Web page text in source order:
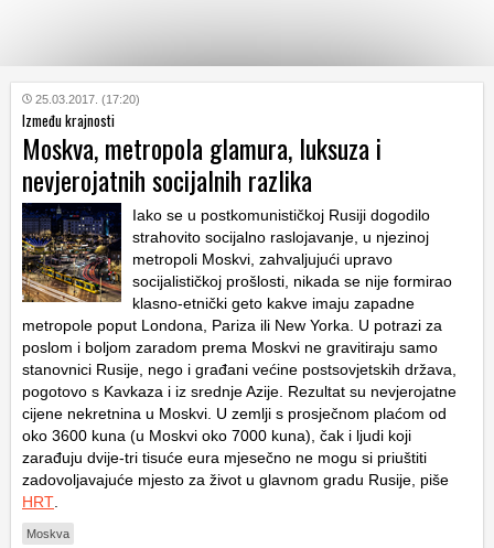
KATEGORIJE
HRVATSKI
WEB
25.03.2017. (17:20)
Između krajnosti
Moskva, metropola glamura, luksuza i
nevjerojatnih socijalnih razlika
Iako se u postkomunističkoj Rusiji dogodilo
strahovito socijalno raslojavanje, u njezinoj
metropoli Moskvi, zahvaljujući upravo
socijalističkoj prošlosti, nikada se nije formirao
klasno-etnički geto kakve imaju zapadne
metropole poput Londona, Pariza ili New Yorka. U potrazi za
poslom i boljom zaradom prema Moskvi ne gravitiraju samo
stanovnici Rusije, nego i građani većine postsovjetskih država,
pogotovo s Kavkaza i iz srednje Azije. Rezultat su nevjerojatne
cijene nekretnina u Moskvi. U zemlji s prosječnom plaćom od
oko 3600 kuna (u Moskvi oko 7000 kuna), čak i ljudi koji
zarađuju dvije-tri tisuće eura mjesečno ne mogu si priuštiti
zadovoljavajuće mjesto za život u glavnom gradu Rusije, piše
HRT
Moskva